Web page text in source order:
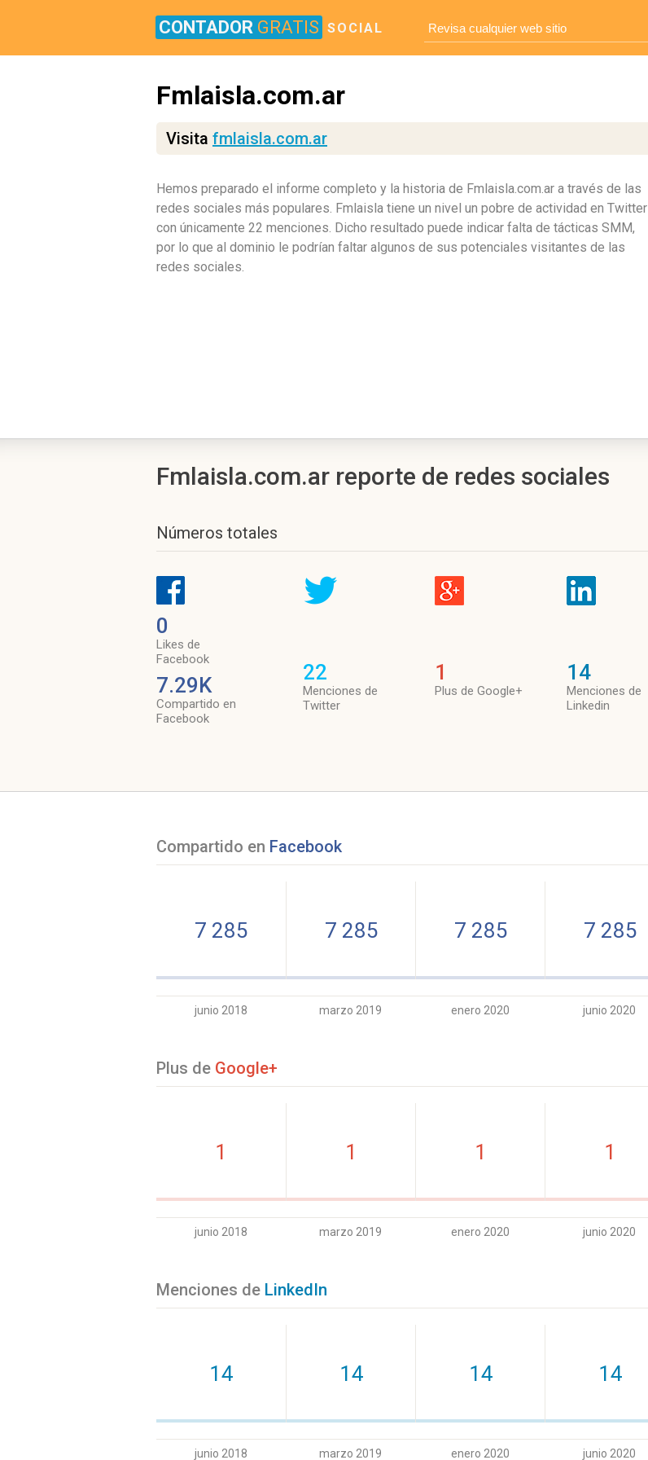
CONTADOR GRATIS SOCIAL
Fmlaisla.com.ar
Visita fmlaisla.com.ar
Hemos preparado el informe completo y la historia de Fmlaisla.com.ar a través de las
redes sociales más populares. Fmlaisla tiene un nivel un pobre de actividad en Twitter
con únicamente 22 menciones. Dicho resultado puede indicar falta de tácticas SMM,
por lo que al dominio le podrían faltar algunos de sus potenciales visitantes de las
redes sociales.
Fmlaisla.com.ar reporte de redes sociales
Números totales
0
Likes de
Facebook
7.29K
Compartido en
Facebook
22
Menciones de
Twitter
1
Plus de Google+
14
Menciones de
Linkedin
Compartido en Facebook
7 285
junio 2018
7 285
marzo 2019
7 285
enero 2020
7 285
junio 2020
Plus de Google+
1
junio 2018
1
marzo 2019
1
enero 2020
1
junio 2020
Menciones de LinkedIn
14
junio 2018
14
marzo 2019
14
enero 2020
14
junio 2020